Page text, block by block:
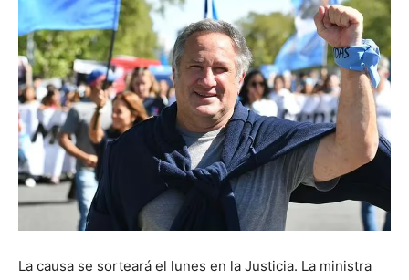
La causa se sorteará el lunes en la Justicia. La ministra